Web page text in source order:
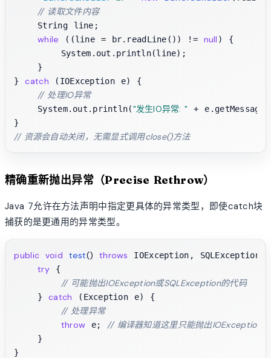
// 读取文件内容
    String line;
while ((line = br.readLine()) != null ) {
        System.out.println(line);
    }
} catch (IOException e) {
// 处理IO异常
    System.out.println(
"发生IO异常: "
+
// 资源会自动关闭，无需显式调用close()方法
精确重新抛出异常（Precise Rethrow）
Java 7允许在方法声明中指定更具体的异常类型，即使catch块
捕获的是更通用的异常类型。
public void test() throws IOException, SQLException {
try {
// 可能抛出IOException或SQLException的代码
    }
catch (Exception e) {
// 处理异常
throw e; // 编译器知道这里只能抛出IOException
    }